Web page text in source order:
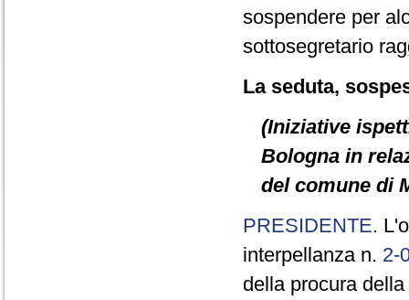
sospendere per
sottosegretario
La seduta,
(Iniziative
Bologna in
del comune di
PRESIDENTE.
interpellanza n. 2-
della procura